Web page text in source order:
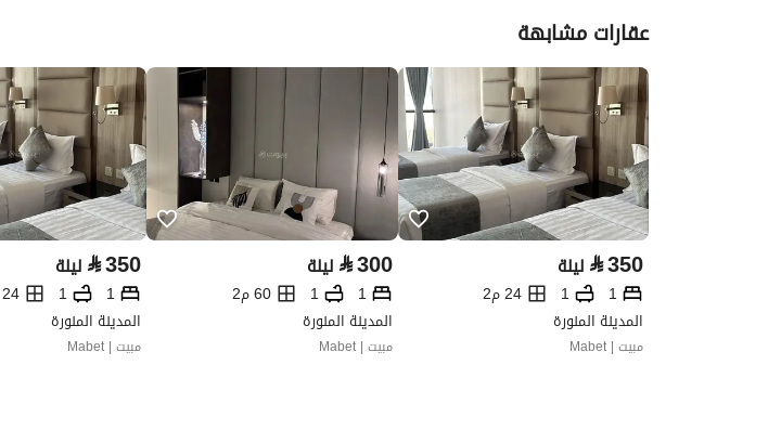
عقارات مشابهة
⃁350 ليلة
1
1
24 م2
المدينة المنورة
مبيت | Mabet
⃁300 ليلة
1
1
60 م2
المدينة المنورة
مبيت | Mabet
⃁350 ليلة
1
1
24 م2
المدينة المنورة
مبيت | Mabet